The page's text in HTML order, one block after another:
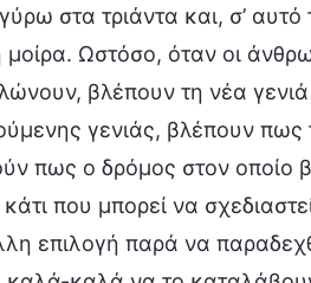
στα τριάντα και, σ’ αυτό
Ωστόσο, όταν οι
βλέπουν τη νέα
γενιάς, βλέπουν πως
πως ο δρόμος στον οποίο
που μπορεί να
επιλογή παρά να